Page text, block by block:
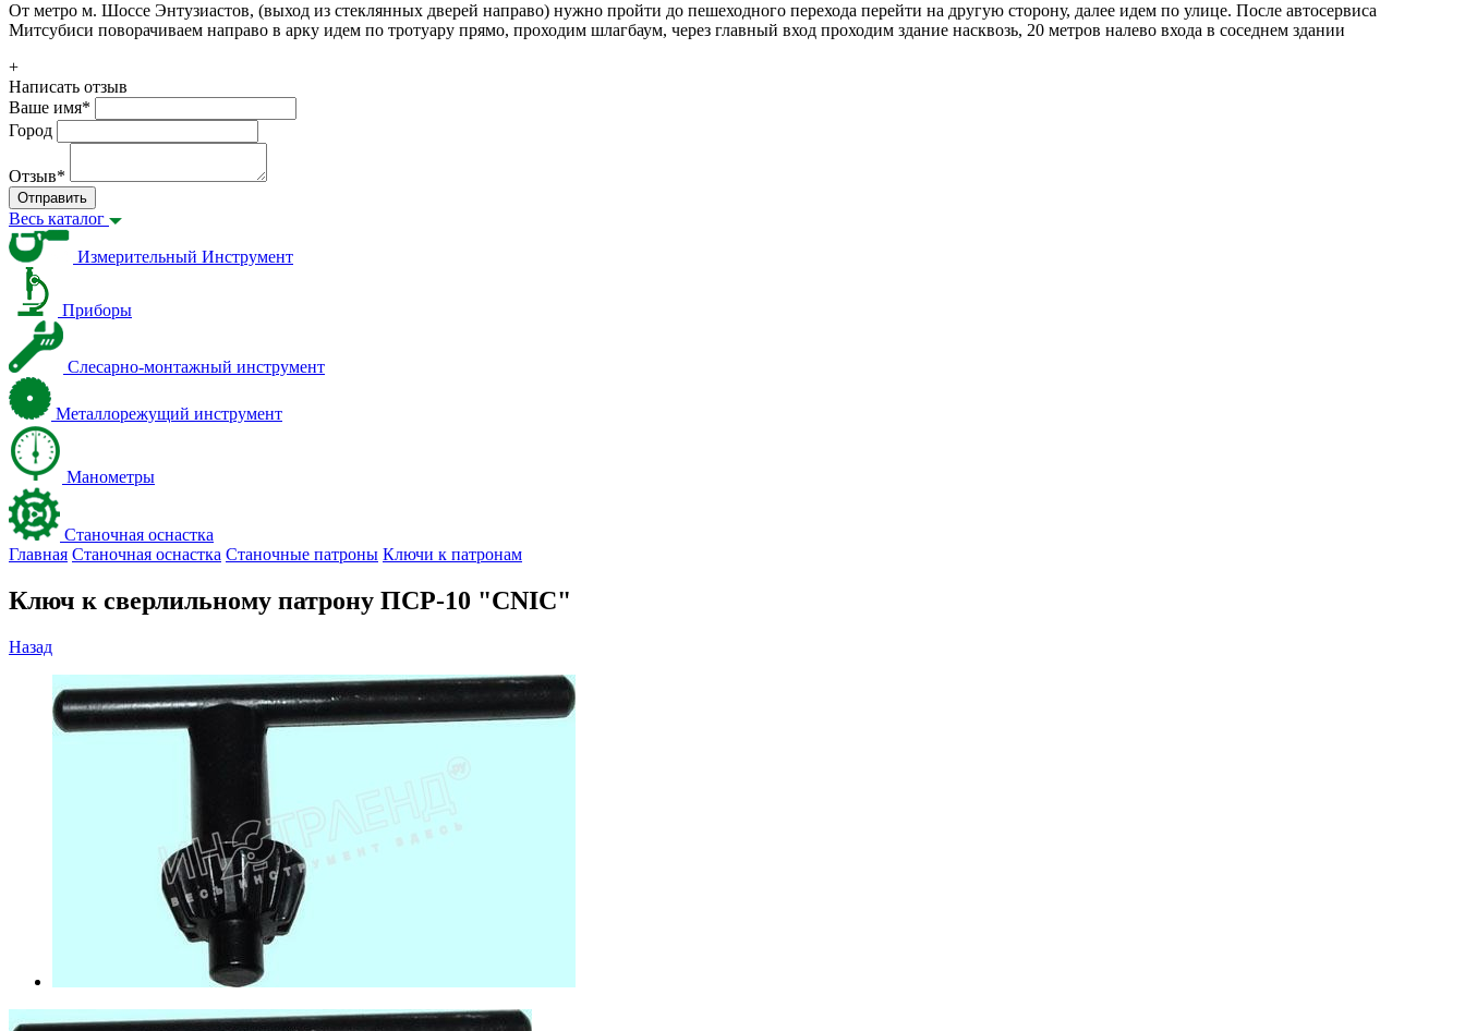
От метро м. Шоссе Энтузиастов, (выход из стеклянных дверей направо) нужно пройти до пешеходного перехода перейти на другую сторону, далее идем по улице. После автосервиса
Митсубиси поворачиваем направо в арку идем по тротуару прямо, проходим шлагбаум, через главный вход проходим здание насквозь, 20 метров налево входа в соседнем здании
+
Написать отзыв
Ваше имя*
Город
Отзыв*
Отправить
Весь каталог
Измерительный Инструмент
Приборы
Слесарно-монтажный инструмент
Металлорежущий инструмент
Манометры
Станочная оснастка
Главная Станочная оснастка Станочные патроны Ключи к патронам
Ключ к сверлильному патрону ПСР-10 "CNIC"
Назад